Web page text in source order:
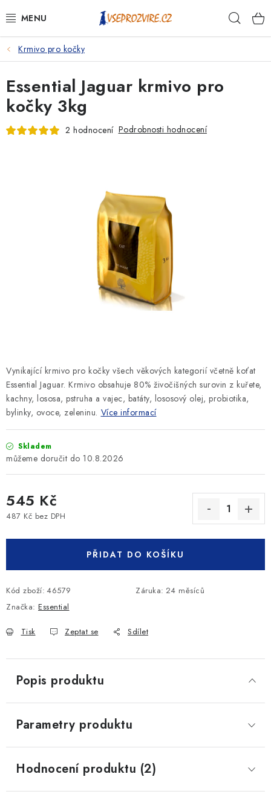
na
PSI
KOČKY
KONĚ
KRÁLÍCI/HLODAVCI/PTÁCI
Krmivo pro kočky
Vynikající krmivo pro kočky všech věkových kategorií včetně koťat
Essential Jaguar. Krmivo obsahuje 80% živočišných surovin z kuřete,
kachny, lososa, pstruha a vajec, batáty, lososový olej, probiotika,
bylinky, ovoce, zeleninu. Více informací
Skladem
10.8.2026
545 Kč
487 Kč bez DPH
PŘIDAT DO KOŠÍKU
Kód zboží: 46579 Záruka: 24 měsíců
Značka: Essential
Tisk Zeptat se Sdílet
Essential Jaguar krmivo pro
kočky 3kg
2 hodnocení Podrobnosti hodnocení
Popis produktu
Parametry produktu
Hodnocení produktu (2)